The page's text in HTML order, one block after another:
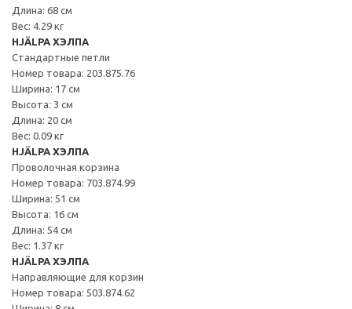
Длина: 68 см
Вес: 4.29 кг
HJÄLPA ХЭЛПА
Стандартные петли
Номер товара: 203.875.76
Ширина: 17 см
Высота: 3 см
Длина: 20 см
Вес: 0.09 кг
HJÄLPA ХЭЛПА
Проволочная корзина
Номер товара: 703.874.99
Ширина: 51 см
Высота: 16 см
Длина: 54 см
Вес: 1.37 кг
HJÄLPA ХЭЛПА
Направляющие для корзин
Номер товара: 503.874.62